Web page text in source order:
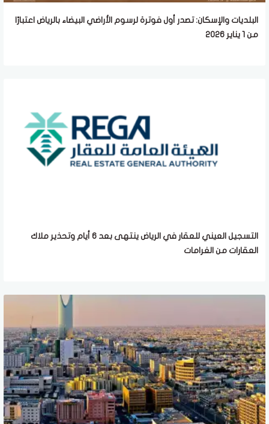
البلديات والإسكان: تصدر أول فوترة لرسوم الأراضي البيضاء بالرياض اعتبارًا
من 1 يناير 2026
التسجيل العيني للعقار في الرياض ينتهى بعد 6 أيام وتحذير ملاك
العقارات من الغرامات